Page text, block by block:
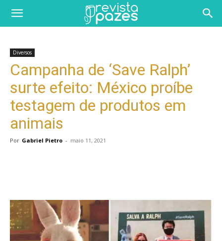
Diversos
Campanha de ‘Save Ralph’
surte efeito: México proíbe
testagem de produtos em
animais
Por Gabriel Pietro - maio 11, 2021